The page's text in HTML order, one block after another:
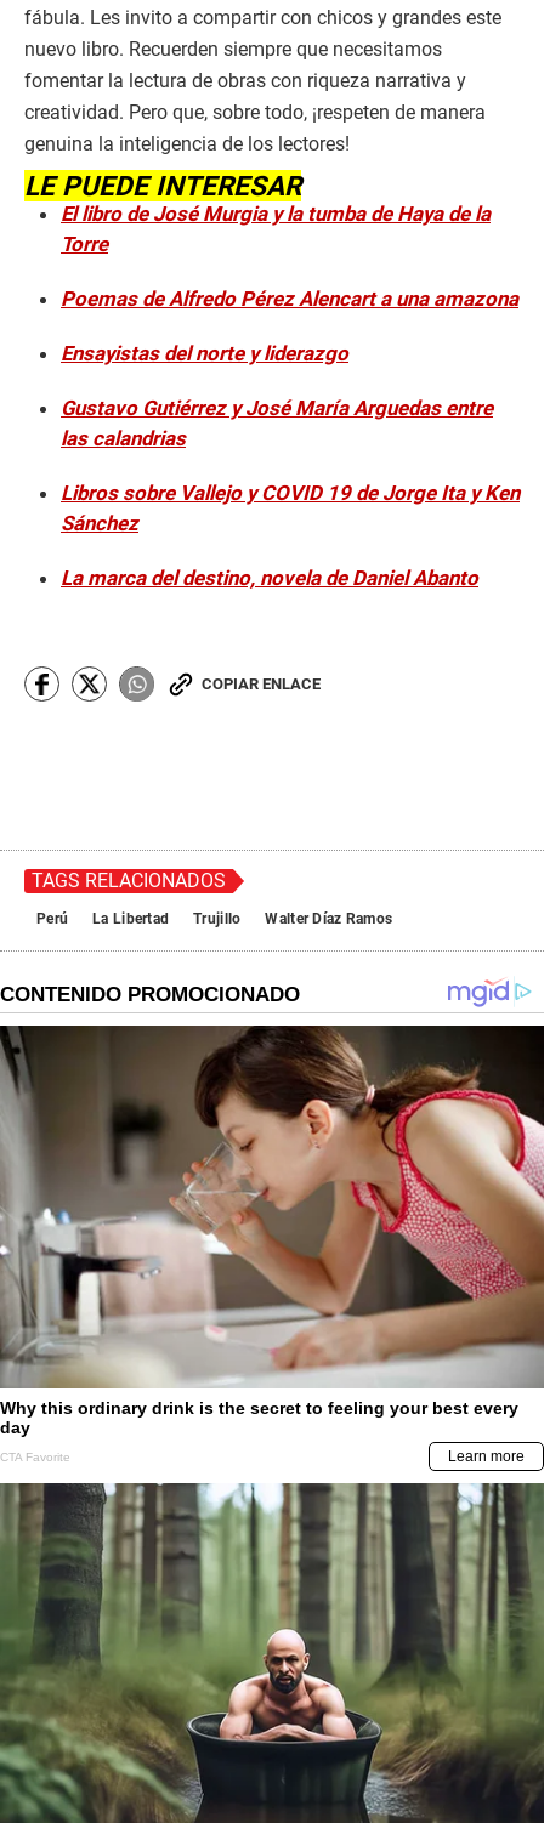
fábula. Les invito a compartir con chicos y grandes este
nuevo libro. Recuerden siempre que necesitamos
fomentar la lectura de obras con riqueza narrativa y
creatividad. Pero que, sobre todo, ¡respeten de manera
genuina la inteligencia de los lectores!
LE PUEDE INTERESAR
El libro de José Murgia y la tumba de Haya de la
Torre
Poemas de Alfredo Pérez Alencart a una amazona
Ensayistas del norte y liderazgo
Gustavo Gutiérrez y José María Arguedas entre
las calandrias
Libros sobre Vallejo y COVID 19 de Jorge Ita y Ken
Sánchez
La marca del destino, novela de Daniel Abanto
COPIAR ENLACE
TAGS RELACIONADOS
Perú La Libertad Trujillo Walter Díaz Ramos